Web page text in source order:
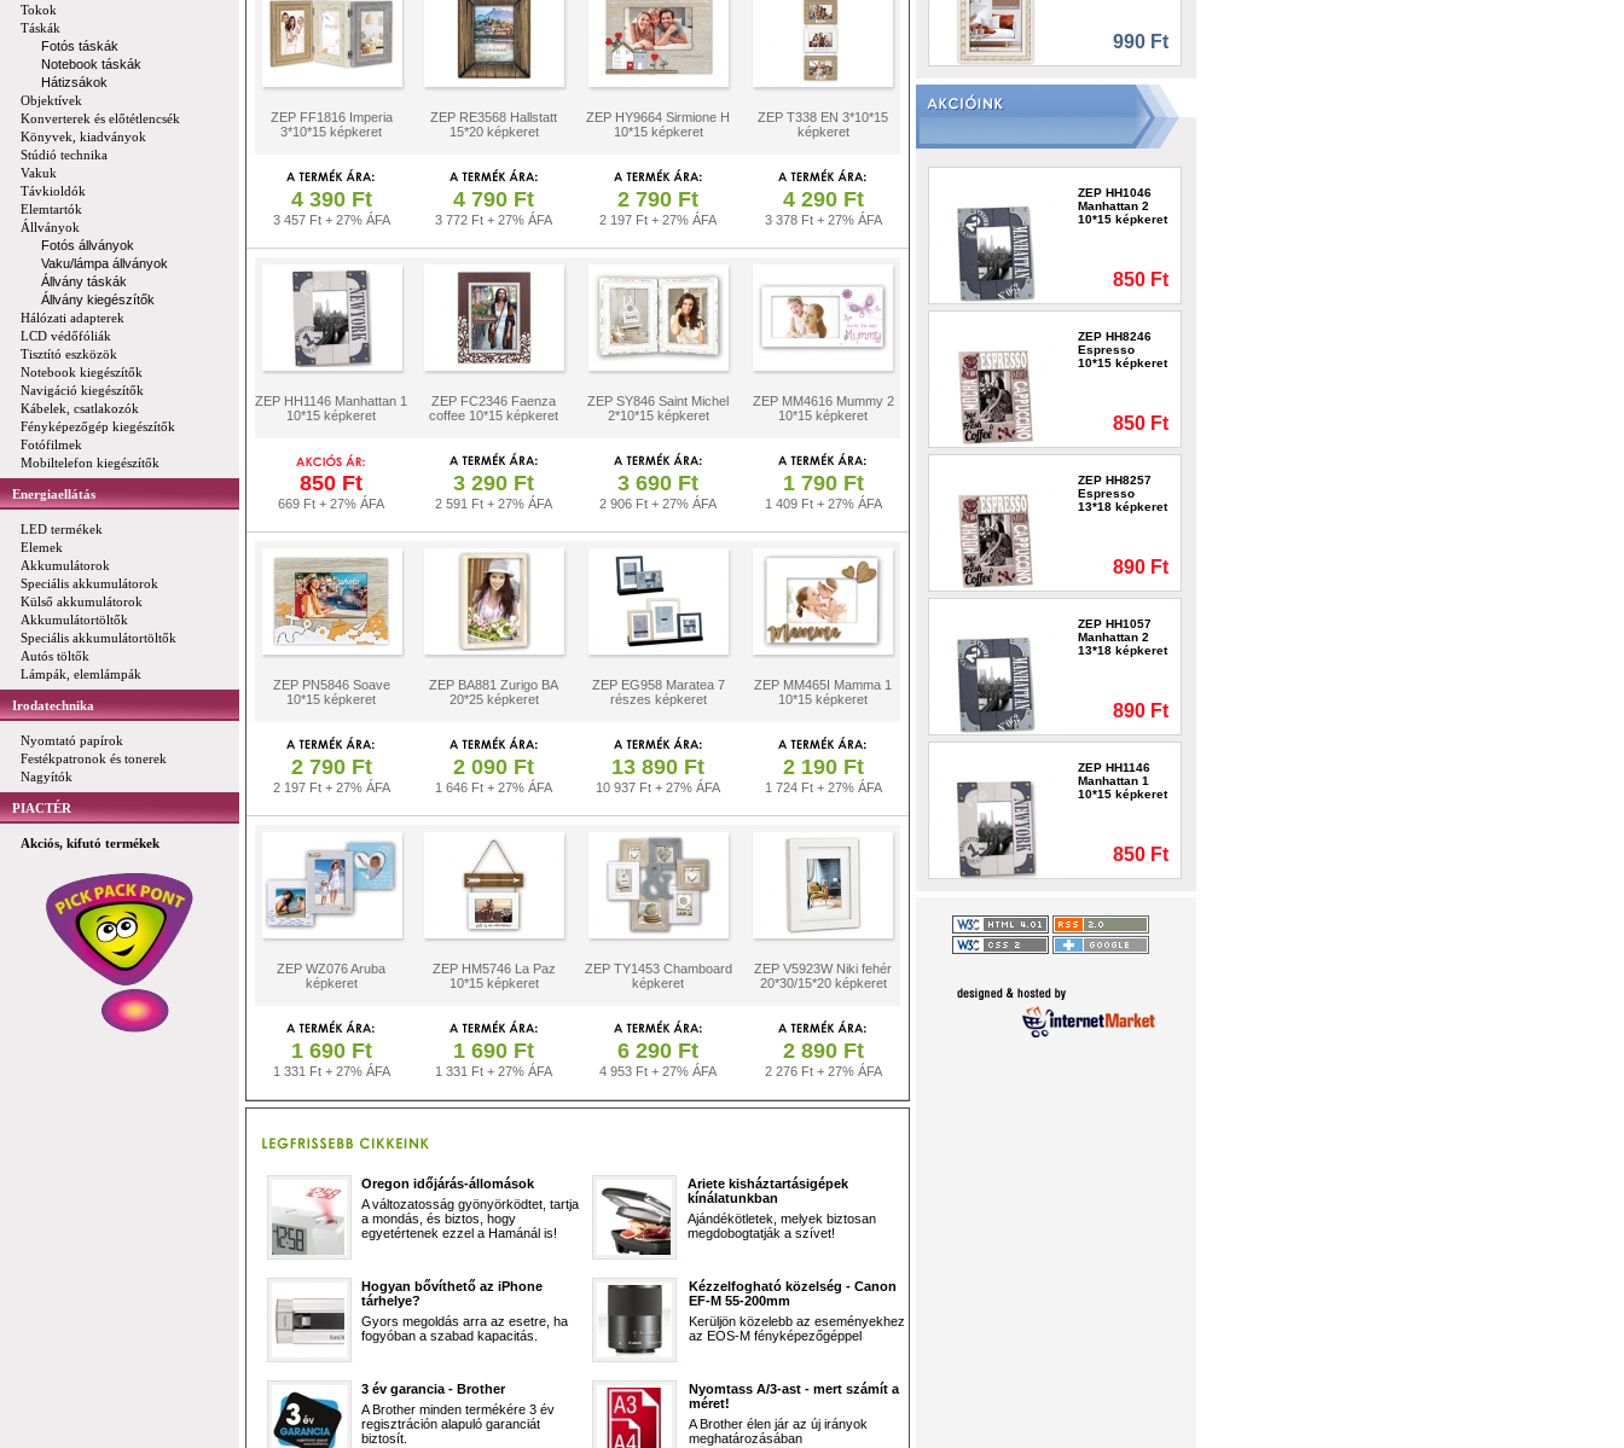
Tokok
Táskák
Fotós táskák
Notebook táskák
Hátizsákok
Objektívek
Konverterek és előtétlencsék
Könyvek, kiadványok
Stúdió technika
Vakuk
Távkioldók
Elemtartók
Állványok
Fotós állványok
Vaku/lámpa állványok
Állvány táskák
Állvány kiegészítők
Hálózati adapterek
LCD védőfóliák
Tisztító eszközök
Notebook kiegészítők
Navigáció kiegészítők
Kábelek, csatlakozók
Fényképezőgép kiegészítők
Fotófilmek
Mobiltelefon kiegészítők
Energiaellátás
LED termékek
Elemek
Akkumulátorok
Speciális akkumulátorok
Külső akkumulátorok
Akkumulátortöltők
Speciális akkumulátortöltők
Autós töltők
Lámpák, elemlámpák
Irodatechnika
Nyomtató papírok
Festékpatronok és tonerek
Nagyítók
PIACTÉR
Akciós, kifutó termékek
ZEP FF1816 Imperia
3*10*15 képkeret
ZEP RE3568 Hallstatt
15*20 képkeret
ZEP HY9664 Sirmione H
10*15 képkeret
ZEP T338 EN 3*10*15
képkeret
4 390 Ft
3 457 Ft + 27% ÁFA
4 790 Ft
3 772 Ft + 27% ÁFA
2 790 Ft
2 197 Ft + 27% ÁFA
4 290 Ft
3 378 Ft + 27% ÁFA
ZEP HH1146 Manhattan 1
10*15 képkeret
ZEP FC2346 Faenza
coffee 10*15 képkeret
ZEP SY846 Saint Michel
2*10*15 képkeret
ZEP MM4616 Mummy 2
10*15 képkeret
850 Ft
669 Ft + 27% ÁFA
3 290 Ft
2 591 Ft + 27% ÁFA
3 690 Ft
2 906 Ft + 27% ÁFA
1 790 Ft
1 409 Ft + 27% ÁFA
ZEP PN5846 Soave
10*15 képkeret
ZEP BA881 Zurigo BA
20*25 képkeret
ZEP EG958 Maratea 7
részes képkeret
ZEP MM465I Mamma 1
10*15 képkeret
2 790 Ft
2 197 Ft + 27% ÁFA
2 090 Ft
1 646 Ft + 27% ÁFA
13 890 Ft
10 937 Ft + 27% ÁFA
2 190 Ft
1 724 Ft + 27% ÁFA
ZEP WZ076 Aruba
képkeret
ZEP HM5746 La Paz
10*15 képkeret
ZEP TY1453 Chamboard
képkeret
ZEP V5923W Niki fehér
20*30/15*20 képkeret
1 690 Ft
1 331 Ft + 27% ÁFA
1 690 Ft
1 331 Ft + 27% ÁFA
6 290 Ft
4 953 Ft + 27% ÁFA
2 890 Ft
2 276 Ft + 27% ÁFA
Oregon időjárás-állomások
A változatosság gyönyörködtet, tartja
a mondás, és biztos, hogy
egyetértenek ezzel a Hamánál is!
Ariete kisháztartásigépek
kínálatunkban
Ajándékötletek, melyek biztosan
megdobogtatják a szívet!
Hogyan bővíthető az iPhone
tárhelye?
Gyors megoldás arra az esetre, ha
fogyóban a szabad kapacitás.
Kézzelfogható közelség - Canon
EF-M 55-200mm
Kerüljön közelebb az eseményekhez
az EOS-M fényképezőgéppel
3 év garancia - Brother
A Brother minden termékére 3 év
regisztráción alapuló garanciát
biztosít.
Nyomtass A/3-ast - mert számít a
méret!
A Brother élen jár az új irányok
meghatározásában
990 Ft
ZEP HH1046
Manhattan 2
10*15 képkeret
850 Ft
ZEP HH8246
Espresso
10*15 képkeret
850 Ft
ZEP HH8257
Espresso
13*18 képkeret
890 Ft
ZEP HH1057
Manhattan 2
13*18 képkeret
890 Ft
ZEP HH1146
Manhattan 1
10*15 képkeret
850 Ft